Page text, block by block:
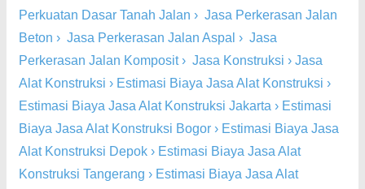
Perkuatan Dasar Tanah Jalan › Jasa Perkerasan Jalan
Beton › Jasa Perkerasan Jalan Aspal › Jasa
Perkerasan Jalan Komposit› Jasa Konstruksi › Jasa
Alat Konstruksi › Estimasi Biaya Jasa Alat Konstruksi ›
Estimasi Biaya Jasa Alat Konstruksi Jakarta › Estimasi
Biaya Jasa Alat Konstruksi Bogor › Estimasi Biaya Jasa
Alat Konstruksi Depok › Estimasi Biaya Jasa Alat
Konstruksi Tangerang › Estimasi Biaya Jasa Alat